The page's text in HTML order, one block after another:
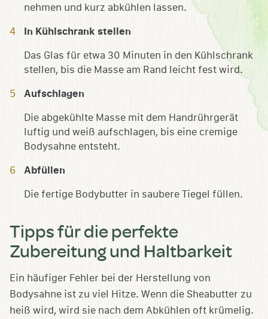
nehmen und kurz abkühlen lassen.
In Kühlschrank stellen
Das Glas für etwa 30 Minuten in den Kühlschrank
stellen, bis die Masse am Rand leicht fest wird.
Aufschlagen
Die abgekühlte Masse mit dem Handrührgerät
luftig und weiß aufschlagen, bis eine cremige
Bodysahne entsteht.
Abfüllen
Die fertige Bodybutter in saubere Tiegel füllen.
Tipps für die perfekte
Zubereitung und Haltbarkeit
Ein häufiger Fehler bei der Herstellung von
Bodysahne ist zu viel Hitze. Wenn die Sheabutter zu
heiß wird, wird sie nach dem Abkühlen oft krümelig.